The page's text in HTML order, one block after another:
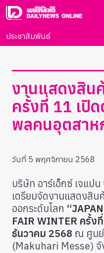
ประชาสัมพันธ์
งานแสดงสิน
ครั้งที่ 11 เปิ
พลคนอุตสาห
วันที่ 5 พฤศจิกายน 2568
บริษัท อาร์เอ็กซ์ เจแป
เตรียมจัดงานแสดงสิ
ออกระดับโลก
FAIR WINTER ครั้ง
ธันวาคม 2568 ณ ศูนย์
(Makuhari Messe)